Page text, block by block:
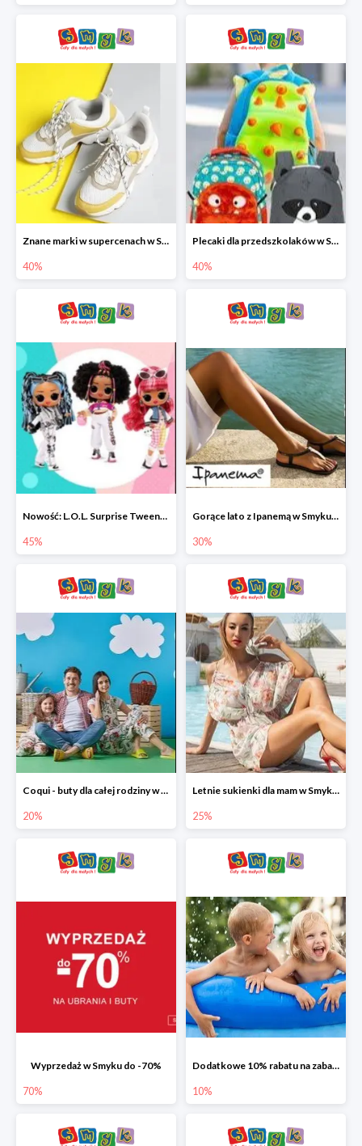
Znane marki w supercenach w Smyku - buty do -40%
40%
Plecaki dla przedszkolaków w Smyku do -40%
40%
Nowość: L.O.L. Surprise Tweens Doll w Smyku do -45%
45%
Gorące lato z Ipanemą w Smyku do -30%
30%
Coqui - buty dla całej rodziny w Smyku do -20%
20%
Letnie sukienki dla mam w Smyku do -25%
25%
Wyprzedaż w Smyku do -70%
70%
Dodatkowe 10% rabatu na zabawki ogrodowe i baseny
10%